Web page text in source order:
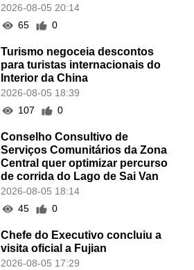
2026-08-05 20:14
65
0
Turismo negoceia descontos
para turistas internacionais do
Interior da China
2026-08-05 18:39
107
0
Conselho Consultivo de
Serviços Comunitários da Zona
Central quer optimizar percurso
de corrida do Lago de Sai Van
2026-08-05 18:14
45
0
Chefe do Executivo concluiu a
visita oficial a Fujian
2026-08-05 17:29